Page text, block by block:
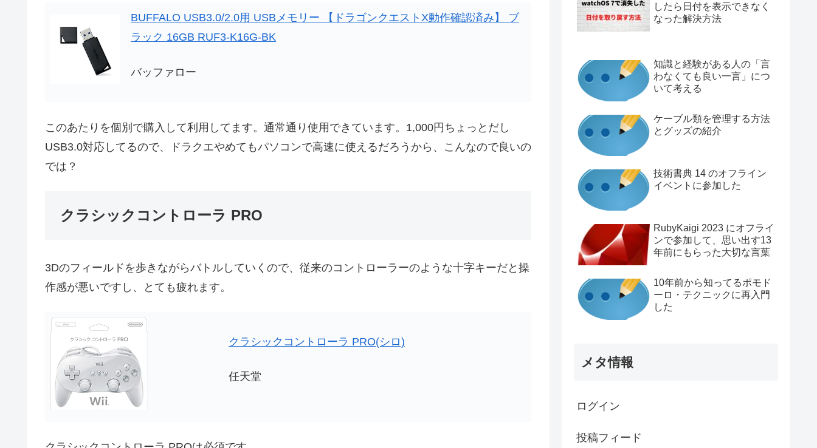
BUFFALO USB3.0/2.0用 USBメモリー 【ドラゴンクエストX動作確認済み】 ブ
ラック 16GB RUF3-K16G-BK
バッファロー
このあたりを個別で購入して利用してます。通常通り使用できています。1,000円ちょっとだし
USB3.0対応してるので、ドラクエやめてもパソコンで高速に使えるだろうから、こんなので良いの
では？
クラシックコントローラ PRO
3Dのフィールドを歩きながらバトルしていくので、従来のコントローラーのような十字キーだと操
作感が悪いですし、とても疲れます。
クラシックコントローラ PRO(シロ)
任天堂
したら日付を表示できなく
なった解決方法
知識と経験がある人の「言
わなくても良い一言」につ
いて考える
ケーブル類を管理する方法
とグッズの紹介
技術書典 14 のオフライン
イベントに参加した
RubyKaigi 2023 にオフライ
ンで参加して、思い出す13
年前にもらった大切な言葉
10年前から知ってるポモド
ーロ・テクニックに再入門
した
メタ情報
ログイン
投稿フィード